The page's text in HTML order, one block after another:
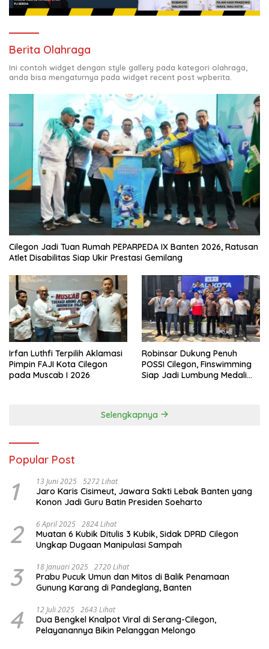
Berita Olahraga
Ini contoh widget dengan style gallery pada kategori olahraga,
anda bisa mengaturnya pada widget recent post wpberita.
Cilegon Jadi Tuan Rumah PEPARPEDA IX Banten 2026, Ratusan
Atlet Disabilitas Siap Ukir Prestasi Gemilang
Irfan Luthfi Terpilih Aklamasi
Pimpin FAJI Kota Cilegon
pada Muscab I 2026
Robinsar Dukung Penuh
POSSI Cilegon, Finswimming
Siap Jadi Lumbung Medali
Selengkapnya
Popular Post
1 13 Juni 2025 5272 Lihat
Jaro Karis Cisimeut, Jawara Sakti Lebak Banten yang
Konon Jadi Guru Batin Presiden Soeharto
2 6 April 2025 2824 Lihat
Muatan 6 Kubik Ditulis 3 Kubik, Sidak DPRD Cilegon
Ungkap Dugaan Manipulasi Sampah
3 18 Januari 2025 2720 Lihat
Prabu Pucuk Umun dan Mitos di Balik Penamaan
Gunung Karang di Pandeglang, Banten
4 12 Juli 2025 2643 Lihat
Dua Bengkel Knalpot Viral di Serang-Cilegon,
Pelayanannya Bikin Pelanggan Melongo